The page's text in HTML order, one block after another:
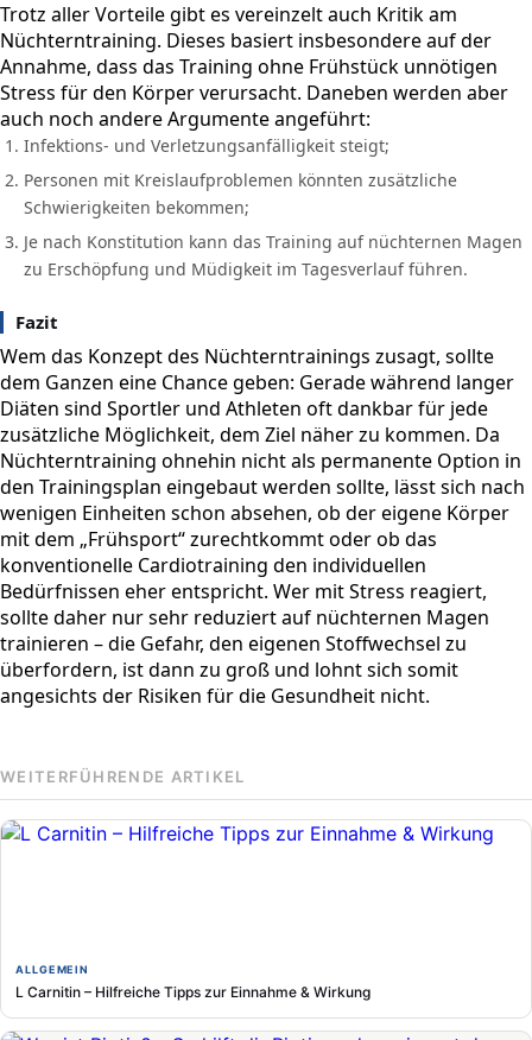
Trotz aller Vorteile gibt es vereinzelt auch Kritik am
Nüchterntraining. Dieses basiert insbesondere auf der
Annahme, dass das Training ohne Frühstück unnötigen
Stress für den Körper verursacht. Daneben werden aber
auch noch andere Argumente angeführt:
Infektions- und Verletzungsanfälligkeit steigt;
Personen mit Kreislaufproblemen könnten zusätzliche
Schwierigkeiten bekommen;
Je nach Konstitution kann das Training auf nüchternen Magen
zu Erschöpfung und Müdigkeit im Tagesverlauf führen.
Fazit
Wem das Konzept des Nüchterntrainings zusagt, sollte
dem Ganzen eine Chance geben: Gerade während langer
Diäten sind Sportler und Athleten oft dankbar für jede
zusätzliche Möglichkeit, dem Ziel näher zu kommen. Da
Nüchterntraining ohnehin nicht als permanente Option in
den Trainingsplan eingebaut werden sollte, lässt sich nach
wenigen Einheiten schon absehen, ob der eigene Körper
mit dem „Frühsport“ zurechtkommt oder ob das
konventionelle Cardiotraining den individuellen
Bedürfnissen eher entspricht. Wer mit Stress reagiert,
sollte daher nur sehr reduziert auf nüchternen Magen
trainieren – die Gefahr, den eigenen Stoffwechsel zu
überfordern, ist dann zu groß und lohnt sich somit
angesichts der Risiken für die Gesundheit nicht.
WEITERFÜHRENDE ARTIKEL
ALLGEMEIN
L Carnitin – Hilfreiche Tipps zur Einnahme & Wirkung